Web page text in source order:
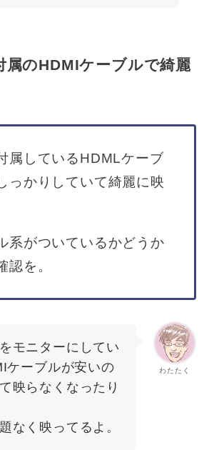
のHDMIケーブルで綺麗
属しているHDMLケーブ
っかりしていて綺麗に映
がついているかどうか
認を。
わたたく
モニターにしてい
ケーブルが安いの
映らなくなったり
なく映ってるよ。